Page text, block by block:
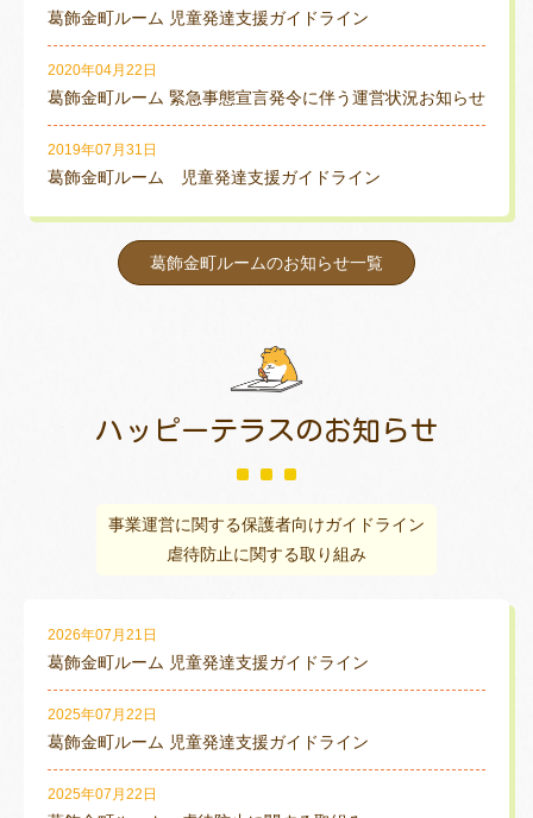
葛飾金町ルーム 児童発達支援ガイドライン
2020年04月22日
葛飾金町ルーム 緊急事態宣言発令に伴う運営状況お知らせ
2019年07月31日
葛飾金町ルーム 児童発達支援ガイドライン
葛飾金町ルームのお知らせ一覧
ハッピーテラスのお知らせ
事業運営に関する保護者向けガイドライン
虐待防止に関する取り組み
2026年07月21日
葛飾金町ルーム 児童発達支援ガイドライン
2025年07月22日
葛飾金町ルーム 児童発達支援ガイドライン
2025年07月22日